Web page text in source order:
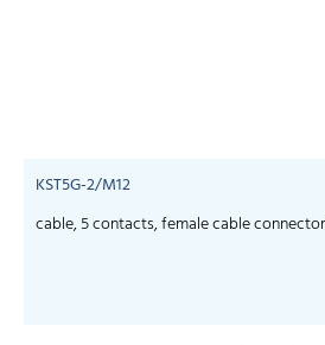
KST5G-2/M12
cable, 5 contacts, female cable